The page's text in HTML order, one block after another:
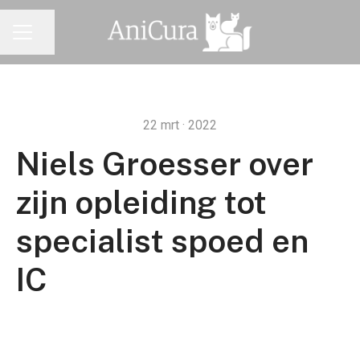
22 mrt · 2022
Niels Groesser over
zijn opleiding tot
specialist spoed en
IC